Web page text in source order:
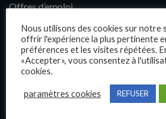
Offres d’emploi
Questions fréquentes
Blog
Contact
Nous utilisons des cookies sur notre
offrir l'expérience la plus pertinente
préférences et les visites répétées.
«Accepter», vous consentez à
cookies.
paramètres cookies REFUSER